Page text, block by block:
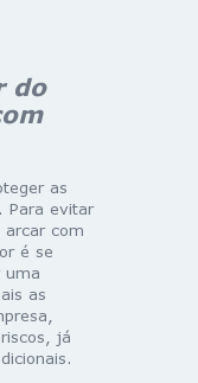
do
as
Para evitar
arcar com
é se
uma
as
já